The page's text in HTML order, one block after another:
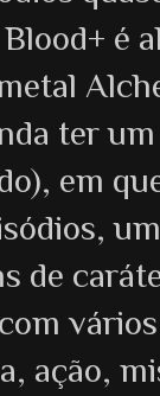
é
ter
em
de
vários
ação,